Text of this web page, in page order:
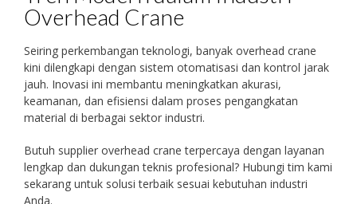
Overhead Crane
Seiring perkembangan teknologi, banyak overhead crane
kini dilengkapi dengan sistem otomatisasi dan kontrol jarak
jauh. Inovasi ini membantu meningkatkan akurasi,
keamanan, dan efisiensi dalam proses pengangkatan
material di berbagai sektor industri.
Butuh supplier overhead crane terpercaya dengan layanan
lengkap dan dukungan teknis profesional? Hubungi tim kami
sekarang untuk solusi terbaik sesuai kebutuhan industri
Anda.